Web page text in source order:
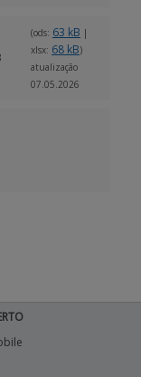
(ods: 63 kB |
xlsx: 68 kB)
atualização
07.05.2026